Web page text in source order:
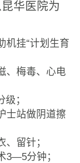
华医院为
机挂“计划生育
、梅毒、心电
；
士站做阴道擦
留针；
3—5分钟；